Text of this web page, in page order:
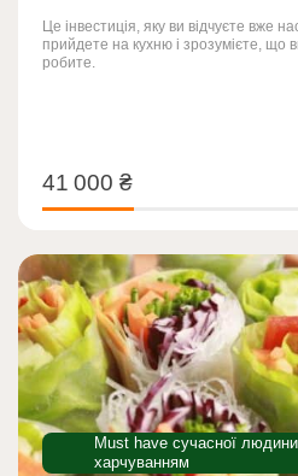
Це інвестиція, яку ви відчуєте вже
прийдете на кухню і зрозумієте, що
робите.
41 000 ₴
Must have сучасної
харчуванням